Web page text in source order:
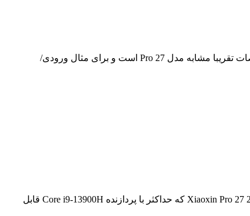
لنوو رایانه شخصی همه‌کاره Xiaoxin Pro 24 2024 را تقریباً دو ماه پس از عرضه Xiaoxin Pro 27 2024 معرفی می‌کند. این دستگاه از نظر مشخصات تقریبا مشابه مدل Pro 27 است و برای مثال ورودی/
کامپیوتر لنوو Xiaoxin Pro 24 2024 از پردازنده‌های Raptor Lake-H اینتل بهره می‌برد و از اتصال وای‌فای ۶ پشتیبانی می‌کند. با این‌حال، مدل Xiaoxin Pro 27 2024 که حداکثر با پردازنده Core i9-13900H قابل